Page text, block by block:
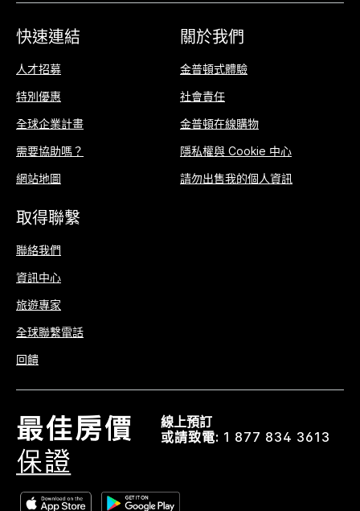
快速連結
人才招募
特別優惠
全球企業計畫
需要協助嗎？
網站地圖
關於我們
金普頓式體驗
社會責任
金普頓在線購物
隱私權與 Cookie 中心
請勿出售我的個人資訊
取得聯繫
聯絡我們
資訊中心
旅遊專家
全球聯繫電話
回饋
線上預訂
或請致電: 1 877 834 3613